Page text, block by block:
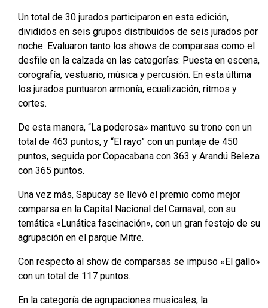
Un total de 30 jurados participaron en esta edición,
divididos en seis grupos distribuidos de seis jurados por
noche. Evaluaron tanto los shows de comparsas como el
desfile en la calzada en las categorías: Puesta en escena,
corografía, vestuario, música y percusión. En esta última
los jurados puntuaron armonía, ecualización, ritmos y
cortes.
De esta manera, “La poderosa» mantuvo su trono con un
total de 463 puntos, y “El rayo” con un puntaje de 450
puntos, seguida por Copacabana con 363 y Arandú Beleza
con 365 puntos.
Una vez más, Sapucay se llevó el premio como mejor
comparsa en la Capital Nacional del Carnaval, con su
temática «Lunática fascinación», con un gran festejo de su
agrupación en el parque Mitre.
Con respecto al show de comparsas se impuso «El gallo»
con un total de 117 puntos.
En la categoría de agrupaciones musicales, la